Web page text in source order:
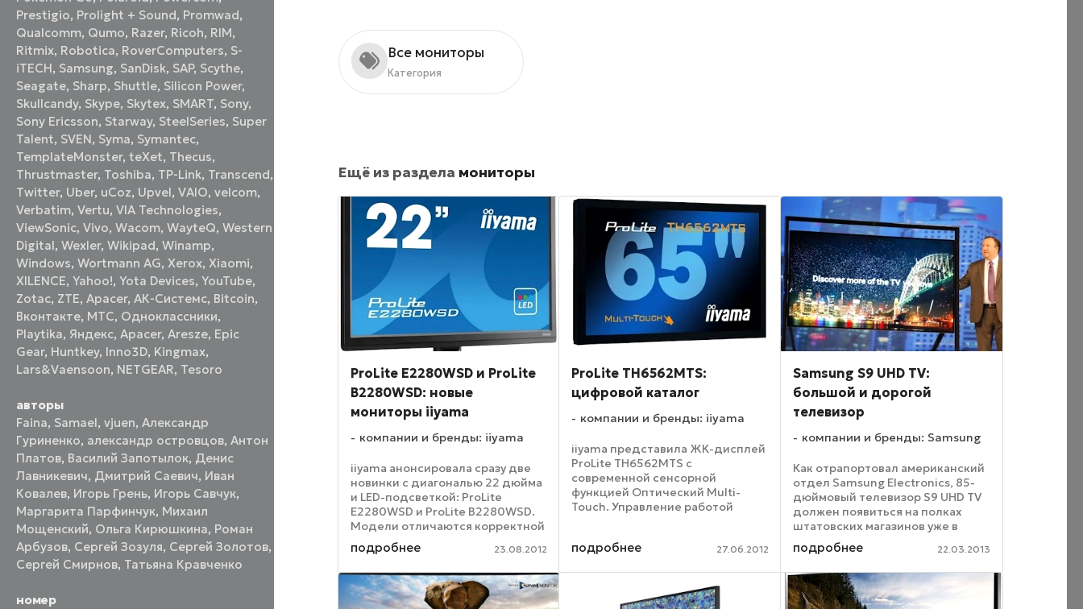
Prestigio, Prolight + Sound, Promwad,
Qualcomm, Qumo, Razer, Ricoh, RIM,
Ritmix, Robotica, RoverComputers, S-
iTECH, Samsung, SanDisk, SAP, Scythe,
Seagate, Sharp, Shuttle, Silicon Power,
Skullcandy, Skype, Skytex, SMART, Sony,
Sony Ericsson, Starway, SteelSeries, Super
Talent, SVEN, Syma, Symantec,
TemplateMonster,teXet, Thecus,
Thrustmaster, Toshiba, TP-Link, Transcend,
Twitter, Uber, uCoz, Upvel,VAIO,velcom,
Verbatim,Vertu,VIA Technologies,
ViewSonic,Vivo,Wacom,WayteQ,Western
Digital,Wexler,Wikipad,Winamp,
Windows,Wortmann AG,Xerox,Xiaomi,
XILENCE,Yahoo!,Yota Devices,YouTube,
Zotac, ZTE,Аpacer,АК-Системс, Вitcoin,
Вконтакте, МТС, Одноклассники,
Playtika, Яндекс,Apacer,Aresze, Epic
Gear, Huntkey, Inno3D, Kingmax,
Lars&Vaensoon, NETGEAR, Tesoro
авторы
Faina, Samael,vjuen,Александр
Гуриненко, александр островцов,Антон
Платов, Василий Запотылок, Денис
Лавникевич, Дмитрий Саевич, Иван
Ковалев, Игорь Грень, Игорь Савчук,
Маргарита Парфинчук, Михаил
Мощенский, Ольга Кирюшкина, Роман
Арбузов, Сергей Зозуля, Сергей Золотов,
Сергей Смирнов, Татьяна Кравченко
номер
Все мониторы
Категория
Ещё из раздела мониторы
ProLite E2280WSD и ProLite
B2280WSD: новые
мониторы iiyama
компании и бренды: iiyama
iiyama анонсировала сразу две
новинки с диагональю 22 дюйма
и LED-подсветкой: ProLite
E2280WSD и ProLite B2280WSD.
Модели отличаются корректной
цветопередачей, быстрым
временем отклика — 5 мс и
современной функцией
автоматической корректировки
...
подробнее 23.08.2012
ProLite TH6562MTS:
цифровой каталог
компании и бренды: iiyama
iiyama представила ЖК-дисплей
ProLite TH6562MTS с
современной сенсорной
функцией Оптический Multi-
Touch. Управление работой
достаточно к нему слегка
подробнее 27.06.2012
Samsung S9 UHD TV:
большой и дорогой
телевизор
компании и бренды: Samsung
Как отрапортовал американский
отдел Samsung Electronics, 85-
дюймовый телевизор S9 UHD TV
должен появиться на полках
штатовских магазинов уже в
конце этого месяца. При этом
девайс будет обладать
заоблачной ценой в $39 999.
Разумеется, столько за ...
подробнее 22.03.2013